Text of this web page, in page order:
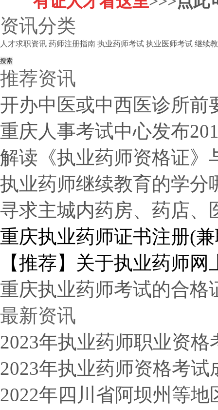
资讯分类
人才求职资讯 药师注册指南 执业药师考试 执业医师考试 继续
推荐资讯
开办中医或中西医诊所前
重庆人事考试中心发布
解读《执业药师资格证》
执业药师继续教育的学分
寻求主城内药房、药店、
重庆执业药师证书注册(
【推荐】关于执业药师
重庆执业药师考试的合格
最新资讯
2023年执业药师职业资格
2023年执业药师资格考试
2022年四川省阿坝州等地